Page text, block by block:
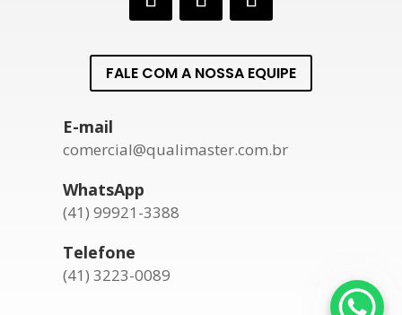
FALE COM A NOSSA EQUIPE
E-mail
comercial@qualimaster.com.br
WhatsApp
(41) 99921-3388
Telefone
(41) 3223-0089